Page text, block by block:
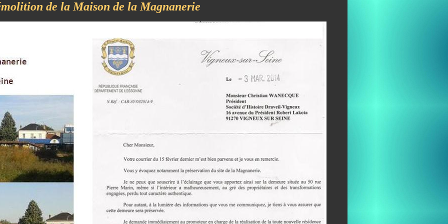
de la Maison de la Magnanerie